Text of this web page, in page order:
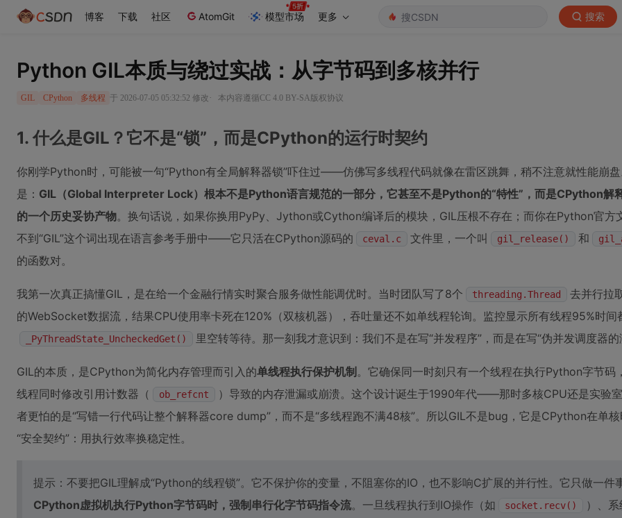
博客 下载 社区 AtomGit 模型市场 更多 搜索
Python GIL本质与绕过实战：从字节码到多核并行
GIL CPython 多线程 于 2026-07-05 05:32:52 修改 · 本内容遵循CC 4.0 BY-SA版权协议
1. 什么是GIL？它不是“锁”，而是CPython的运行时契约
你刚学Python时，可能被一句“Python有全局解释器锁”吓住过——仿佛写多线程代码就像在雷区跳舞，稍不注意就性能崩
是： GIL（Global Interpreter Lock）根本不是Python语言规范的一部分，它甚至不是Python的“特性”，而是CPython解
的一个历史妥协产物。换句话说，如果你换用PyPy、Jython或Cython编译后的模块，GIL压根不存在；而你在Python官方
不到“GIL”这个词出现在语言参考手册中——它只活在CPython源码的
ceval.c 文件里，一个叫 gil_release() 和
的函数对。
我第一次真正搞懂GIL，是在给一个金融行情实时聚合服务做性能调优时。当时团队写了8个 threading.Thread
去并行拉
的WebSocket数据流，结果CPU使用率卡死在120%（双核机器），吞吐量还不如单线程轮询。监控显示所有线程95%时间
_PyThreadState_UncheckedGet() 里空转等待。那一刻我才意识到：我们不是在写“并发程序”，而是在写“伪并发调度器的
GIL的本质，是CPython为简化内存管理而引入的单线程执行保护机制 。它确保同一时刻只有一个线程在执行Python字节码
线程同时修改引用计数器（
ob_refcnt
）导致的内存泄漏或崩溃。这个设计诞生于1990年代——那时多核CPU还是实验
者更怕的是“写错一行代码让整个解释器core dump”，而不是“多线程跑不满48核”。所以GIL不是bug，它是CPython在单
“安全契约”：用执行效率换稳定性。
提示：不要把GIL理解成“Python的线程锁”。它不保护你的变量，不阻塞你的IO，也不影响C扩展的并行性。它只做一件
CPython虚拟机执行Python字节码时，强制串行化字节码指令流。一旦线程执行到IO操作（如 socket.recv()
）、